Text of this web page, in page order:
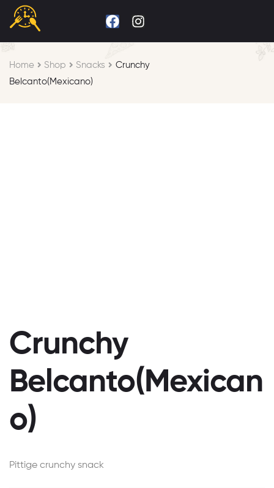
Home Shop Snacks
Crunchy
Belcanto(Mexicano)
Crunchy
Belcanto(Mexican
o)
Pittige crunchy snack